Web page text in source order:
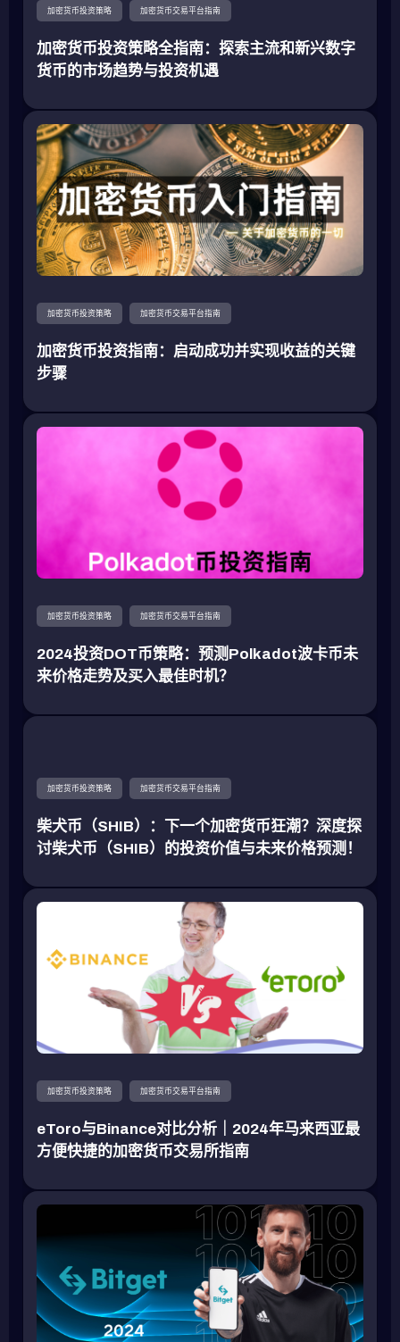
加密货币投资策略 加密货币交易平台指南
加密货币投资策略全指南：探索主流和新兴数字
货币的市场趋势与投资机遇
加密货币投资策略 加密货币交易平台指南
加密货币投资指南：启动成功并实现收益的关键
步骤
加密货币投资策略 加密货币交易平台指南
2024投资DOT币策略：预测Polkadot波卡币未
来价格走势及买入最佳时机？
加密货币投资策略 加密货币交易平台指南
柴犬币（SHIB）：下一个加密货币狂潮？深度探
讨柴犬币（SHIB）的投资价值与未来价格预测！
加密货币投资策略 加密货币交易平台指南
eToro与Binance对比分析｜2024年马来西亚最
方便快捷的加密货币交易所指南